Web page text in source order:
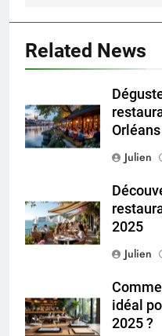
Related News
Julien
2025
Julien
idéal
2025 ?